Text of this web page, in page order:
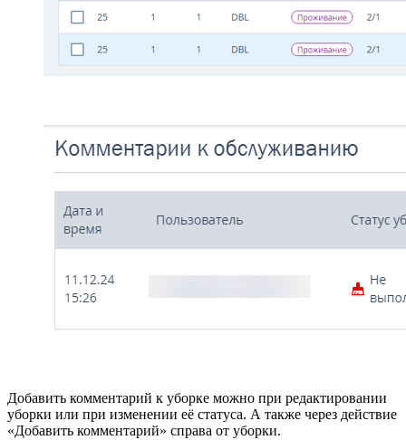
Добавить комментарий к уборке можно при редактировании
уборки или при изменении её статуса. А также через действие
«Добавить комментарий» справа от уборки.